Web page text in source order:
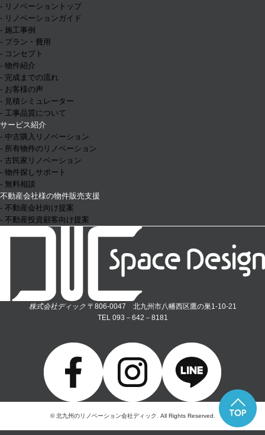
- リノベーショントップ
- リノベーションガイド
- 施工事例
- プラン・費用
- コンセプト
- 物件紹介
- 完成までの流れ
- お客様の声
- 見積シミュレーター
- 工事品質について
サービス紹介
- 中古購入リノベーション
- 所有物件のリノベーション
- 古民家リノベーション
- 物件探しサポート
- 無料相談
不動産会社様の物件販売支援
- 不動産会社向け提案
- 不動産投資顧客向け提案
株式会社ディック〒806-0047 北九州市八幡西区鷹の巣1-10-21
TEL 093－642－8181
© 北九州のリノベーション会社ディック. All Rights Reserved.